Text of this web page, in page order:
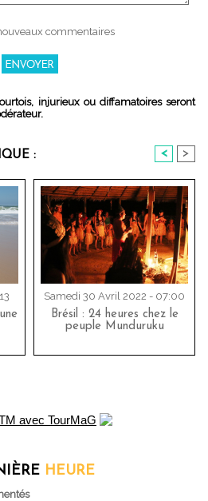
commentaires
injurieux ou diffamatoires seront
: < >
Samedi 30 Avril 2022 - 07:00
Brésil : 24 heures chez le
peuple Munduruku
HEURE